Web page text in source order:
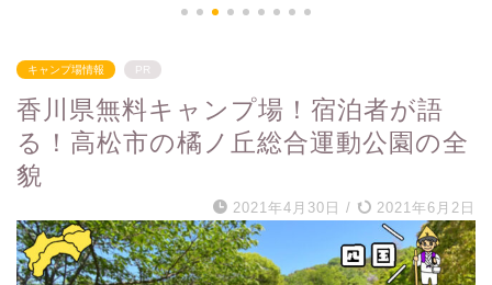
キャンプ場情報 PR
香川県無料キャンプ場！宿泊者が語
る！高松市の橘ノ丘総合運動公園の全
貌
2021年4月30日 / 2021年6月2日